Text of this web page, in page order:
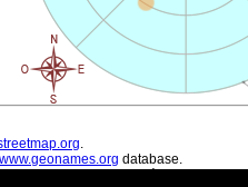
.
www.geonames.org database.